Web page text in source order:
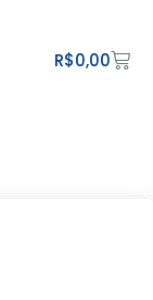
R$0,00